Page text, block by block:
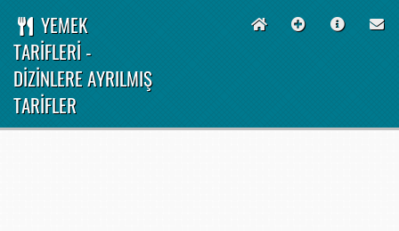
YEMEK
TARİFLERİ -
DİZİNLERE AYRILMIŞ
TARİFLER